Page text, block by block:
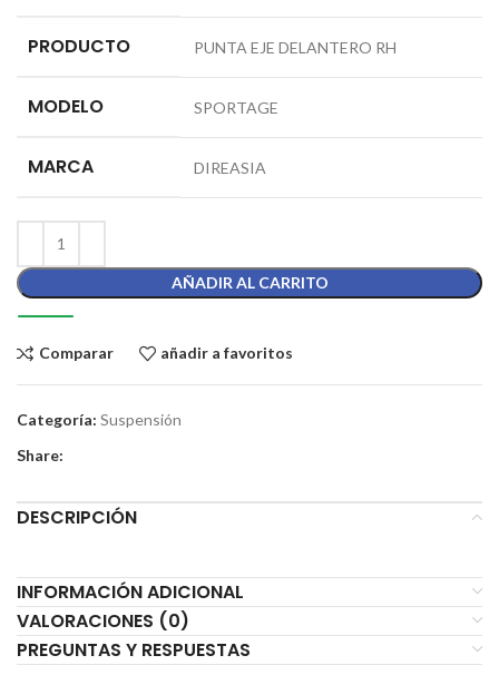
PRODUCTO PUNTA EJE DELANTERO RH
MODELO SPORTAGE
MARCA DIREASIA
AÑADIR AL CARRITO
Comparar añadir a favoritos
Categoría: Suspensión
Share:
DESCRIPCIÓN
INFORMACIÓN ADICIONAL
VALORACIONES (0)
PREGUNTAS Y RESPUESTAS